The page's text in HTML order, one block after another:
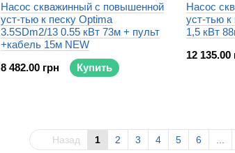
Насос скважинный с повышенной
уст-тью к песку Optima
3.5SDm2/13 0.55 кВт 73м + пульт
+кабель 15м NEW
8 482.00 грн
Купить
Насос
уст-тью к
1,5 кВт
12 135.00
Назад 1 2 3 4 5 6